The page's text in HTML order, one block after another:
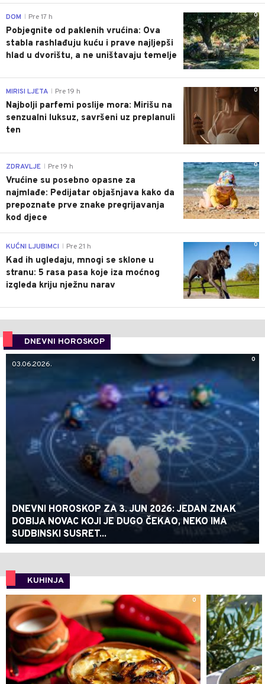
0
DOM Pre 17 h
Pobjegnite od paklenih vrućina: Ova
stabla rashlađuju kuću i prave najljepši
hlad u dvorištu, a ne uništavaju temelje
0
MIRISI LJETA Pre 19 h
Najbolji parfemi poslije mora: Mirišu na
senzualni luksuz, savršeni uz preplanuli
ten
0
ZDRAVLJE Pre 19 h
Vrućine su posebno opasne za
najmlađe: Pedijatar objašnjava kako da
prepoznate prve znake pregrijavanja
kod djece
0
KUĆNI LJUBIMCI Pre 21 h
Kad ih ugledaju, mnogi se sklone u
stranu: 5 rasa pasa koje iza moćnog
izgleda kriju nježnu narav
DNEVNI HOROSKOP
0
03.06.2026.
DNEVNI HOROSKOP ZA 3. JUN 2026: JEDAN ZNAK
DOBIJA NOVAC KOJI JE DUGO ČEKAO, NEKO IMA
SUDBINSKI SUSRET...
KUHINJA
0